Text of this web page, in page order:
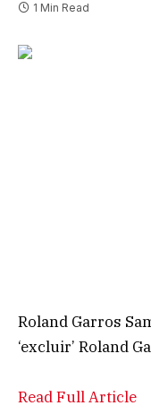
1 Min Read
Roland Garros
‘excluir’ Roland
Read Full Article